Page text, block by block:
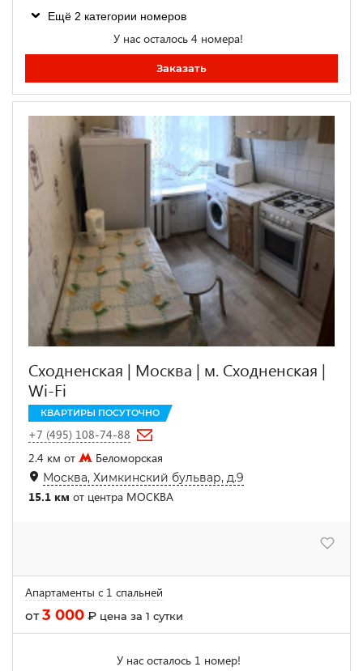
Ещё 2 категории номеров
У нас осталось 4 номера!
Заказать
Сходненская | Москва | м. Сходненская |
Wi-Fi
КВАРТИРЫ ПОСУТОЧНО
+7 (495) 108-74-88
2.4 км от
Беломорская
Москва, Химкинский бульвар, д.9
15.1 км от центра МОСКВА
Апартаменты с 1 спальней
от3 000 ₽ цена за 1 сутки
У нас осталось 1 номер!